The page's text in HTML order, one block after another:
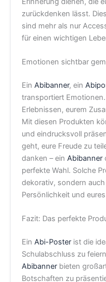
zurückdenken lässt.
sind mehr als nur
für einen wichtigen
Emotionen sichtbar
Ein Abibanner, ein
transportiert
Erlebnissen, eurem
Mit diesen Produkten
und eindrucksvoll
geht, eure Freude zu
danken – ein Abibanner
perfekte Wahl. Solche
dekorativ, sondern
Persönlichkeit und
Fazit: Das perfekte
Ein Abi-Poster ist die
Schulabschluss zu
Abibanner bieten
Botschaften zu